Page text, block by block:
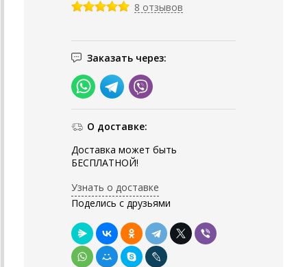
8 отзывов
Заказать через:
О доставке:
Доставка может быть
БЕСПЛАТНОЙ!
Узнать о доставке
Поделись с друзьями